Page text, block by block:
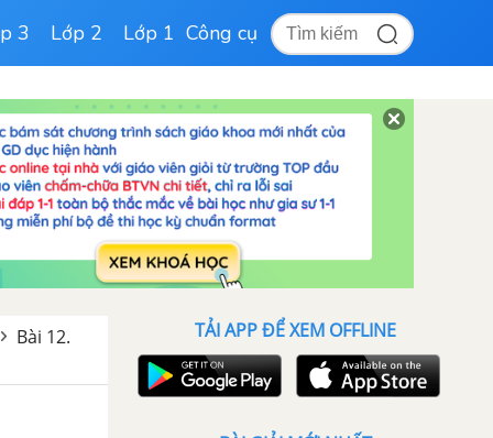
3 Lớp 2 Lớp 1 Công cụ
Bài 12.
TẢI APP ĐỂ XEM OFFLINE